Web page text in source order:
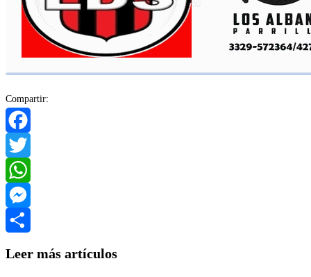
Compartir:
Facebook
Twitter
WhatsApp
Messenger
Leer más artículos